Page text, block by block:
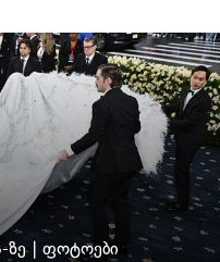
ზე | ფოტოები